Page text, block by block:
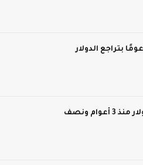
بتراجع الدولار
ونصف